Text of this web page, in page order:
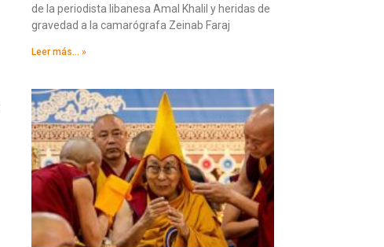
de la periodista libanesa Amal Khalil y heridas de
gravedad a la camarógrafa Zeinab Faraj
Leer más... »